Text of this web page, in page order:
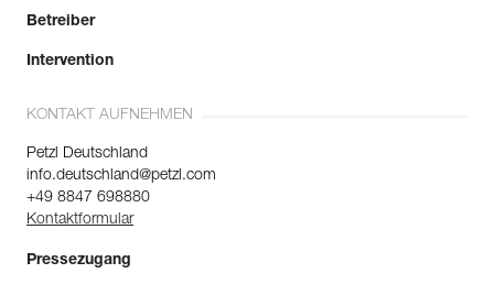
Betreiber
Intervention
KONTAKT AUFNEHMEN
Petzl Deutschland
info.deutschland@petzl.com
+49 8847 698880
Kontaktformular
Pressezugang